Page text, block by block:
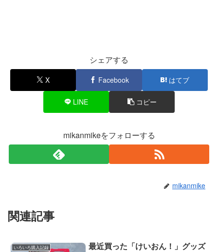
シェアする
X Facebook はてブ
LINE コピー
mikanmikeをフォローする
mikanmike
関連記事
いろいろ購入記録 最近買った「けいおん！」グッズ